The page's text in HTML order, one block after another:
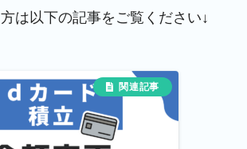
は以下の記事をご覧ください↓